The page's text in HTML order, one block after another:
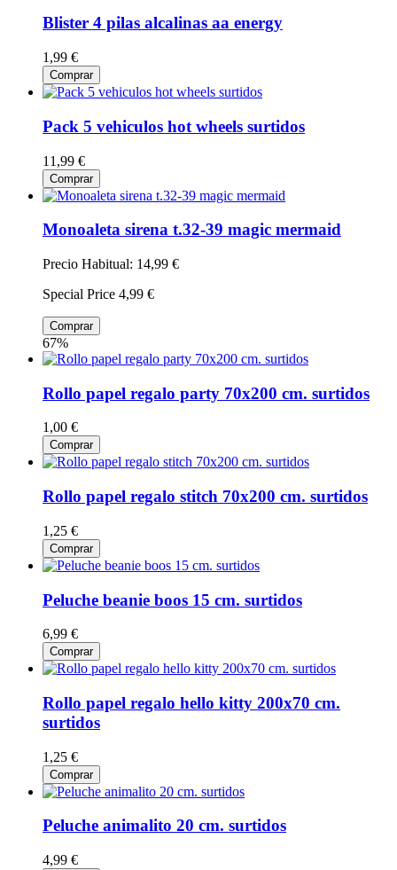
Blister 4 pilas alcalinas aa energy
1,99 €
Comprar
Pack 5 vehiculos hot wheels surtidos
11,99 €
Comprar
Monoaleta sirena t.32-39 magic mermaid
Precio Habitual: 14,99 €
Special Price 4,99 €
Comprar
67%
Rollo papel regalo party 70x200 cm. surtidos
1,00 €
Comprar
Rollo papel regalo stitch 70x200 cm. surtidos
1,25 €
Comprar
Peluche beanie boos 15 cm. surtidos
6,99 €
Comprar
Rollo papel regalo hello kitty 200x70 cm.
surtidos
1,25 €
Comprar
Peluche animalito 20 cm. surtidos
4,99 €